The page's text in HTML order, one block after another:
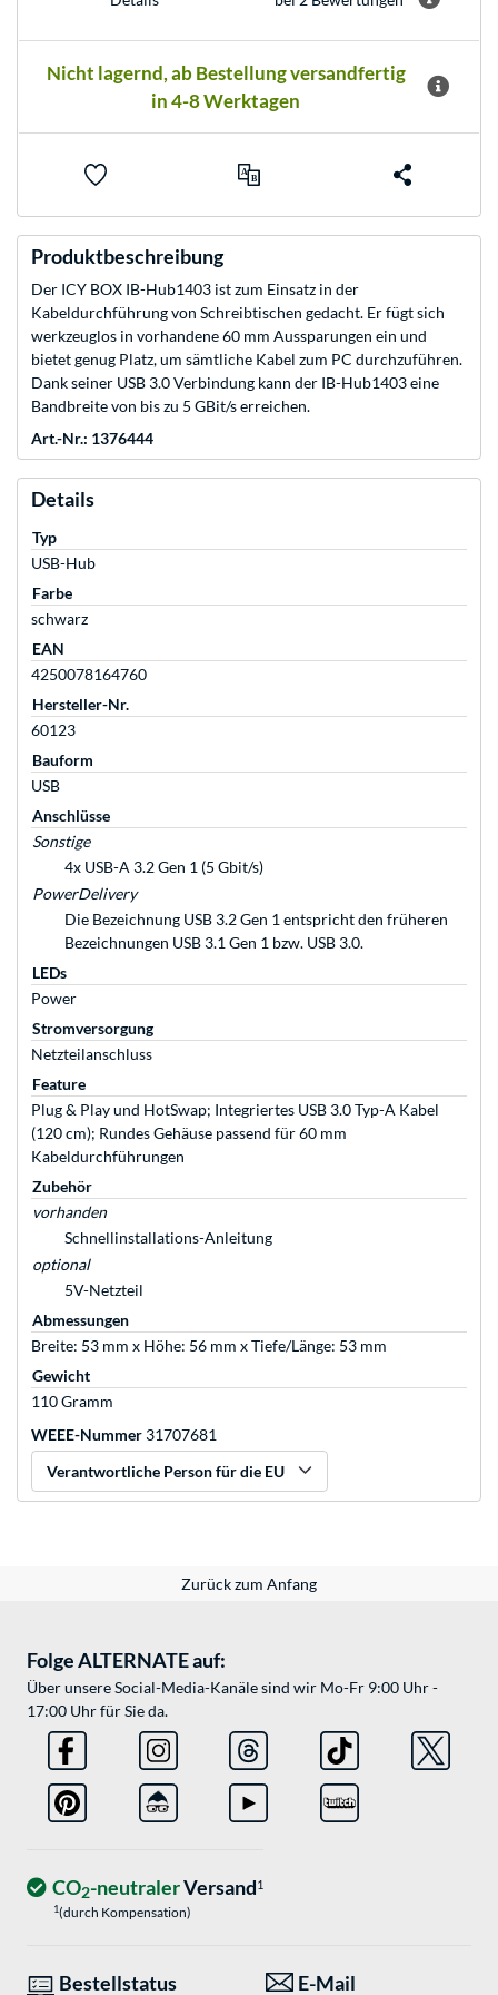
Nicht lagernd, ab Bestellung versandfertig
in 4-8 Werktagen
Produktbeschreibung
Der ICY BOX IB-Hub1403 ist zum Einsatz in der
Kabeldurchführung von Schreibtischen gedacht. Er fügt sich
werkzeuglos in vorhandene 60 mm Aussparungen ein und
bietet genug Platz, um sämtliche Kabel zum PC durchzuführen.
Dank seiner USB 3.0 Verbindung kann der IB-Hub1403 eine
Bandbreite von bis zu 5 GBit/s erreichen.
Art.-Nr.: 1376444
Details
Typ
USB-Hub
Farbe
schwarz
EAN
4250078164760
Hersteller-Nr.
60123
Bauform
USB
Anschlüsse
Sonstige
4x USB-A 3.2 Gen 1 (5 Gbit/s)
PowerDelivery
Die Bezeichnung USB 3.2 Gen 1 entspricht den früheren
Bezeichnungen USB 3.1 Gen 1 bzw. USB 3.0.
LEDs
Power
Stromversorgung
Netzteilanschluss
Feature
Plug & Play und HotSwap; Integriertes USB 3.0 Typ-A Kabel
(120 cm); Rundes Gehäuse passend für 60 mm
Kabeldurchführungen
Zubehör
vorhanden
Schnellinstallations-Anleitung
optional
5V-Netzteil
Abmessungen
Breite: 53 mm x Höhe: 56 mm x Tiefe/Länge: 53 mm
Gewicht
110 Gramm
WEEE-Nummer 31707681
Verantwortliche Person für die EU
Zurück zum Anfang
Folge ALTERNATE auf:
Über unsere Social-Media-Kanäle sind wir Mo-Fr 9:00 Uhr -
17:00 Uhr für Sie da.
CO2-neutralerVersand1
1(durch Kompensation)
Bestellstatus E-Mail